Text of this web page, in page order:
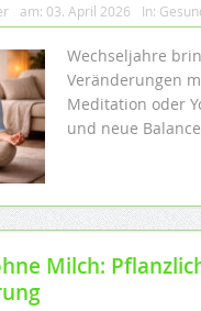
am: 03. April 2026 In:
Wechseljahre
Veränderungen
Meditation oder
und neue
Milch: